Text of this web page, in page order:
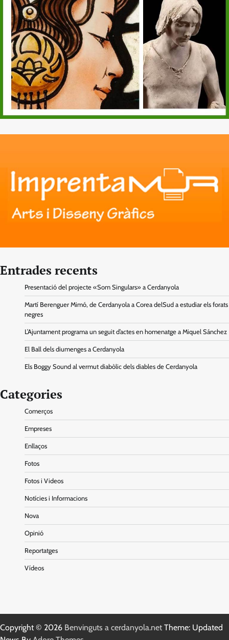
Entrades recents
Presentació del projecte «Som Singulars» a Cerdanyola
Martí Berenguer Mimó, de Cerdanyola a Corea delSud a estudiar els forats
negres
L’Ajuntament programa un seguit d’actes en homenatge a Miquel Sánchez
El Ball dels diumenges a Cerdanyola
Els Boggy Sound al vermut diabòlic dels diables de Cerdanyola
Categories
Comerços
Empreses
Enllaços
Fotos
Fotos i Videos
Notícies i Informacions
Nova
Opinió
Reportatges
Vídeos
Copyright © 2026 Benvinguts a cerdanyola.net Theme: Updated